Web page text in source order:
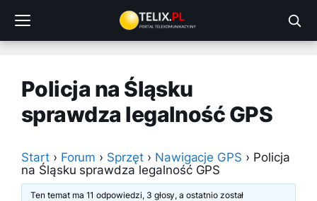
treści
Policja na Śląsku
sprawdza legalność GPS
Start › Forum › Sprzęt › Nawigacje GPS › Policja
na Śląsku sprawdza legalność GPS
Ten temat ma 11 odpowiedzi, 3 głosy, a ostatnio został